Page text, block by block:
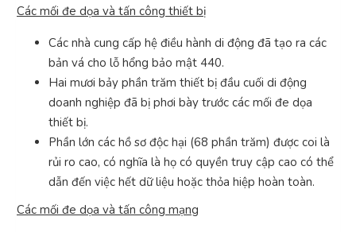
Các mối đe dọa và tấn công thiết bị
Các nhà cung cấp hệ điều hành di động đã tạo ra các
bản vá cho lỗ hổng bảo mật 440.
Hai mươi bảy phần trăm thiết bị đầu cuối di động
doanh nghiệp đã bị phơi bày trước các mối đe dọa
thiết bị.
Phần lớn các hồ sơ độc hại (68 phần trăm) được coi là
rủi ro cao, có nghĩa là họ có quyền truy cập cao có thể
dẫn đến việc hết dữ liệu hoặc thỏa hiệp hoàn toàn.
Các mối đe dọa và tấn công mạng